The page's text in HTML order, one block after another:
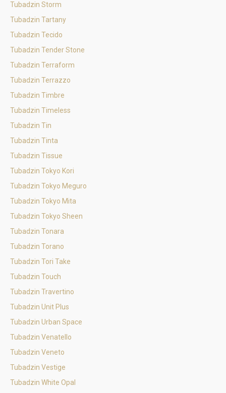
Tubadzin Storm
Tubadzin Tartany
Tubadzin Tecido
Tubadzin Tender Stone
Tubadzin Terraform
Tubadzin Terrazzo
Tubadzin Timbre
Tubadzin Timeless
Tubadzin Tin
Tubadzin Tinta
Tubadzin Tissue
Tubadzin Tokyo Kori
Tubadzin Tokyo Meguro
Tubadzin Tokyo Mita
Tubadzin Tokyo Sheen
Tubadzin Tonara
Tubadzin Torano
Tubadzin Tori Take
Tubadzin Touch
Tubadzin Travertino
Tubadzin Unit Plus
Tubadzin Urban Space
Tubadzin Venatello
Tubadzin Veneto
Tubadzin Vestige
Tubadzin White Opal